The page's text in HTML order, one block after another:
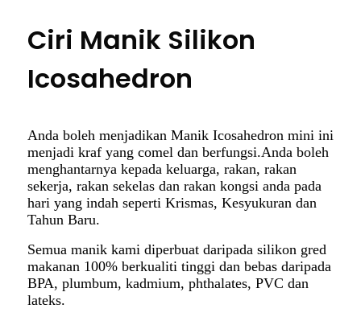
Ciri Manik Silikon
Icosahedron
Anda boleh menjadikan Manik Icosahedron mini ini
menjadi kraf yang comel dan berfungsi.Anda boleh
menghantarnya kepada keluarga, rakan, rakan
sekerja, rakan sekelas dan rakan kongsi anda pada
hari yang indah seperti Krismas, Kesyukuran dan
Tahun Baru.
Semua manik kami diperbuat daripada silikon gred
makanan 100% berkualiti tinggi dan bebas daripada
BPA, plumbum, kadmium, phthalates, PVC dan
lateks.